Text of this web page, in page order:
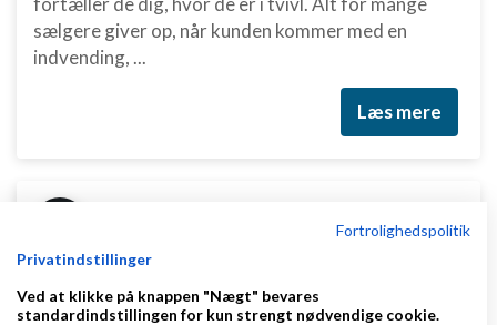
sælgere giver op, når kunden kommer med en
indvending, ...
Læs mere
afJonas_Busekist
Noget af det mest frustrerende i salg er, når kunden
Fortrolighedspolitik
Privatindstillinger
Ved at klikke på knappen "Nægt" bevares
standardindstillingen for kun strengt nødvendige cookie.